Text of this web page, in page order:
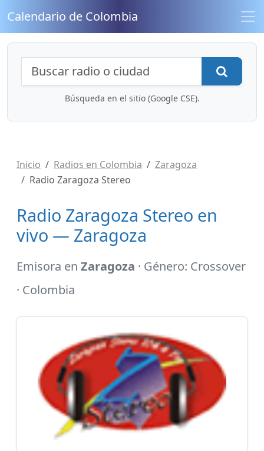
Calendario de Colombia
Búsqueda de radios y contenidos
Búsqueda en el sitio (Google CSE).
Inicio Radios en Colombia
Zaragoza
Radio Zaragoza Stereo
Radio Zaragoza Stereo en
vivo — Zaragoza
Emisora en Zaragoza · Género: Crossover
· Colombia